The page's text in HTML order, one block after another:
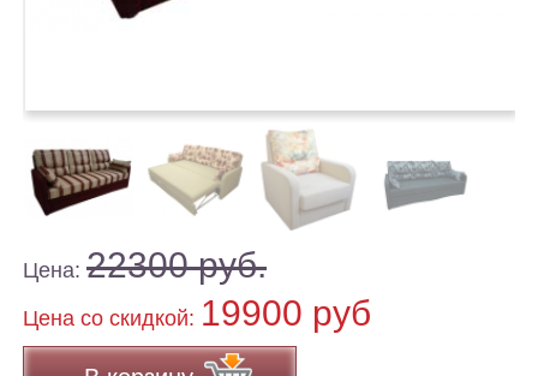
Цена: 22300 руб.
Цена co скидкой: 19900 руб